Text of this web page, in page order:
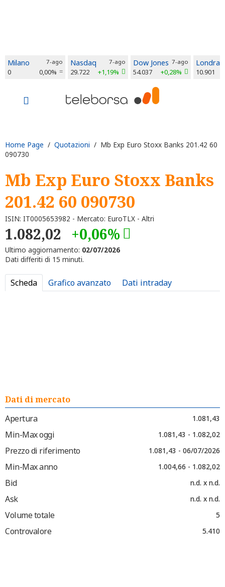
Milano 7-ago
0 0,00%
Nasdaq 7-ago
29.722 +1,19%
Dow Jones 7-ago
54.037 +0,28%
Londra
10.901
Home Page / Quotazioni / Mb Exp Euro Stoxx Banks 201.42 60
090730
Mb Exp Euro Stoxx Banks
201.42 60 090730
ISIN: IT0005653982 - Mercato: EuroTLX - Altri
1.082,02 +0,06%
Ultimo aggiornamento: 02/07/2026
Dati differiti di 15 minuti.
Scheda Grafico avanzato Dati intraday
Dati di mercato
Apertura
1.081,43
Min-Max oggi 1.081,43 - 1.082,02
Prezzo di riferimento 1.081,43 - 06/07/2026
Min-Max anno 1.004,66 - 1.082,02
Bid n.d. x n.d.
Ask n.d. x n.d.
Volume totale 5
Controvalore 5.410